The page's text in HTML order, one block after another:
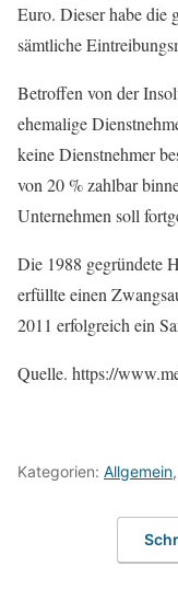
Euro. Dieser habe die
sämtliche
Betroffen von der
ehemalige
keine Dienstnehmer
von 20 % zahlbar
Unternehmen soll
Die 1988 gegründete
erfüllte einen
2011 erfolgreich ein
Quelle. https://
Kategorien: Allgemein,